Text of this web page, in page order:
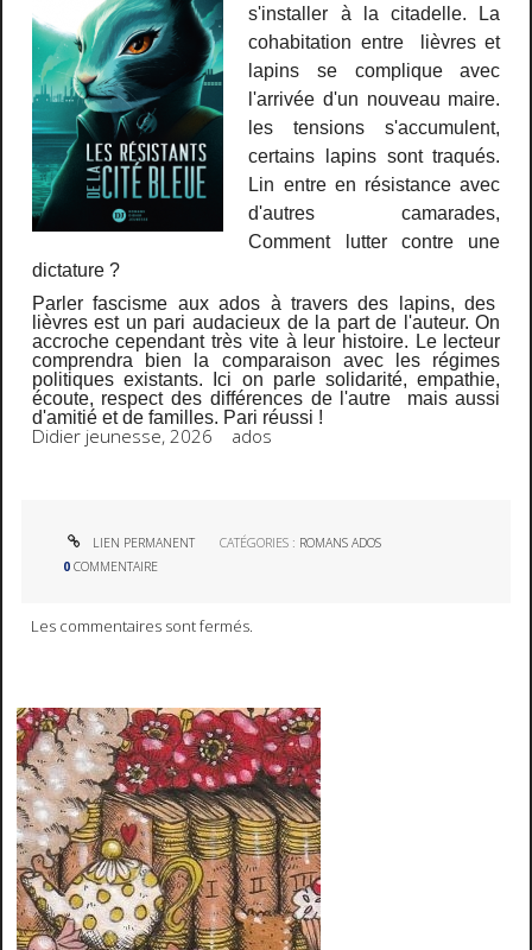
s'installer à la citadelle. La
cohabitation entre lièvres et
lapins se complique avec
l'arrivée d'un nouveau maire.
les tensions s'accumulent,
certains lapins sont traqués.
Lin entre en résistance avec
d'autres camarades,
Comment lutter contre une
dictature ?
Parler fascisme aux ados à travers des lapins, des
lièvres est un pari audacieux de la part de l'auteur. On
accroche cependant très vite à leur histoire. Le lecteur
comprendra bien la comparaison avec les régimes
politiques existants. Ici on parle solidarité, empathie,
écoute, respect des différences de l'autre mais aussi
d'amitié et de familles. Pari réussi !
Didier jeunesse, 2026 ados
LIEN PERMANENT CATÉGORIES : ROMANS ADOS
0 COMMENTAIRE
Les commentaires sont fermés.